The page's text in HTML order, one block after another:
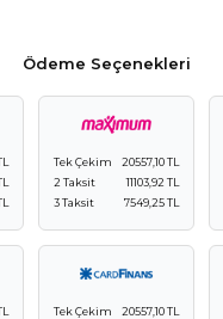
Ödeme Seçenekleri
Tek Çekim
20557,10 TL
2 Taksit
11103,92 TL
3 Taksit
7549,25 TL
Tek Çekim
20557,10 TL